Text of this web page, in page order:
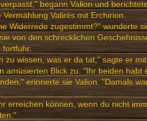
begann Valion und
Valirës mit Erchirion.
Widerrede zugestimmt?" wunderte
von den schrecklichen
fortfuhr.
zu wissen, was er da tat," sagte er
amüsierten Blick zu. "Ihr beiden habt
erinnerte sie Valion. "Damals
erreichen können, wenn du nicht